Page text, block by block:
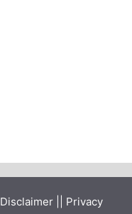
Disclaimer Privacy